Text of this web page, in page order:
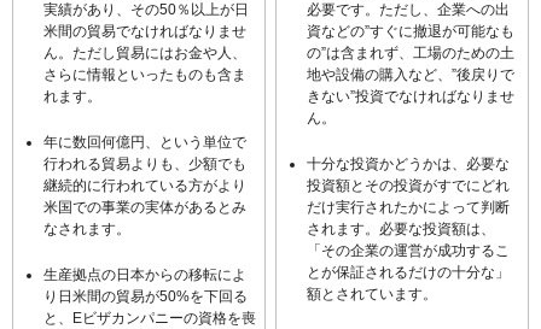
実績があり、その50％以上が日
米間の貿易でなければなりませ
ん。ただし貿易にはお金や人、
さらに情報といったものも含ま
れます。
年に数回何億円、という単位で
行われる貿易よりも、少額でも
継続的に行われている方がより
米国での事業の実体があるとみ
なされます。
生産拠点の日本からの移転によ
り日米間の貿易が50%を下回る
と、Eビザカンパニーの資格を喪
必要です。ただし、企業への出
資などの”すぐに撤退が可能なも
の”は含まれず、工場のための土
地や設備の購入など、”後戻りで
きない”投資でなければなりませ
ん。
十分な投資かどうかは、必要な
投資額とその投資がすでにどれ
だけ実行されたかによって判断
されます。必要な投資額は、
「その企業の運営が成功するこ
とが保証されるだけの十分な」
額とされています。